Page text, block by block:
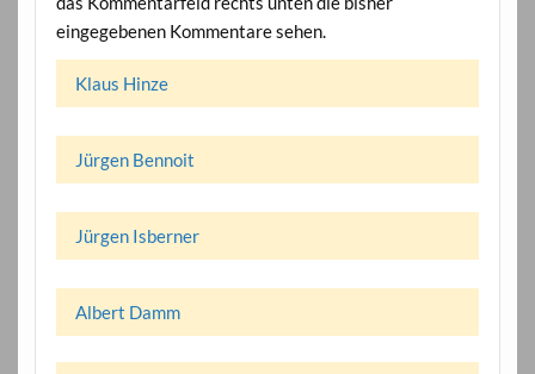
eingegebenen Kommentare sehen.
Klaus Hinze
Jürgen Bennoit
Jürgen Isberner
Albert Damm